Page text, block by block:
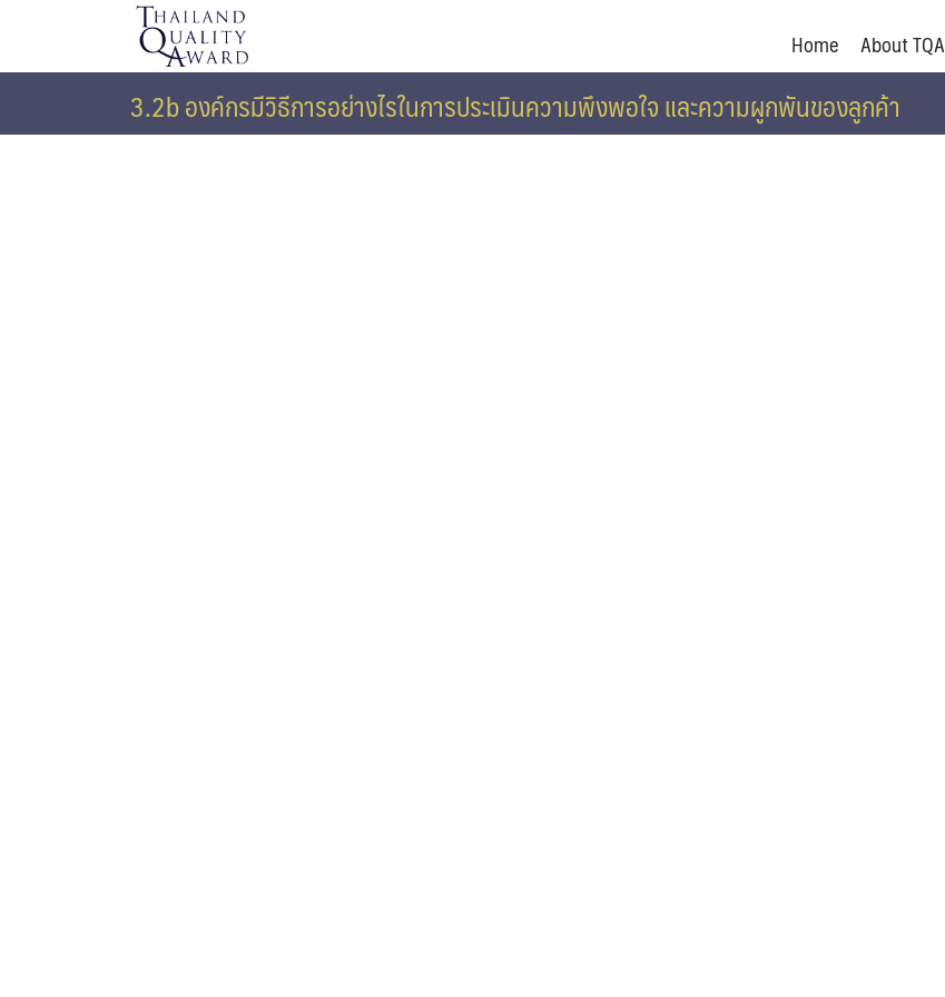
Home About TQA
3.2b องค์กรมีวิธีการอย่างไรในการประเมินความพึงพอใจ และความผูกพันของลูกค้า